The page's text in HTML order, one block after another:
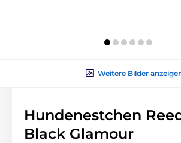
Weitere Bilder
Hundenestchen
Black Glamour